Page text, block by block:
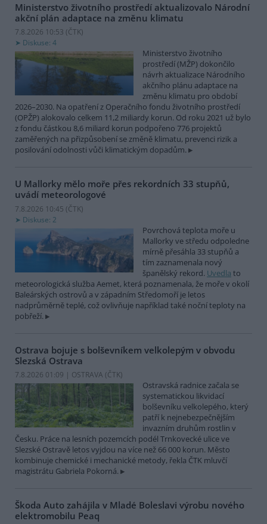
Ministerstvo životního prostředí aktualizovalo Národní
akční plán adaptace na změnu klimatu
7.8.2026 10:53 (ČTK)
Diskuse: 4
Ministerstvo životního
prostředí (MŽP) dokončilo
návrh aktualizace Národního
akčního plánu adaptace na
změnu klimatu pro období
2026–2030. Na opatření z Operačního fondu životního prostředí
(OPŽP) alokovalo celkem 11,2 miliardy korun. Od roku 2021 už bylo
z fondu částkou 8,6 miliard korun podpořeno 776 projektů
zaměřených na přizpůsobení se změně klimatu, prevenci rizik a
posilování odolnosti vůči klimatickým dopadům.
U Mallorky mělo moře přes rekordních 33 stupňů,
uvádí meteorologové
7.8.2026 10:45 (ČTK)
Diskuse: 2
Povrchová teplota moře u
Mallorky ve středu odpoledne
mírně přesáhla 33 stupňů a
tím zaznamenala nový
španělský rekord. Uvedla to
meteorologická služba Aemet, která poznamenala, že moře v okolí
Baleárských ostrovů a v západním Středomoří je letos
nadprůměrně teplé, což ovlivňuje například také noční teploty na
pobřeží.
Ostrava bojuje s bolševníkem velkolepým v obvodu
Slezská Ostrava
7.8.2026 01:09 | OSTRAVA (ČTK)
Ostravská radnice začala se
systematickou likvidací
bolševníku velkolepého, který
patří k nejnebezpečnějším
invazním druhům rostlin v
Česku. Práce na lesních pozemcích podél Trnkovecké ulice ve
Slezské Ostravě letos vyjdou na více než 66 000 korun. Město
kombinuje chemické i mechanické metody, řekla ČTK mluvčí
magistrátu Gabriela Pokorná.
Škoda Auto zahájila v Mladé Boleslavi výrobu nového
elektromobilu Peaq